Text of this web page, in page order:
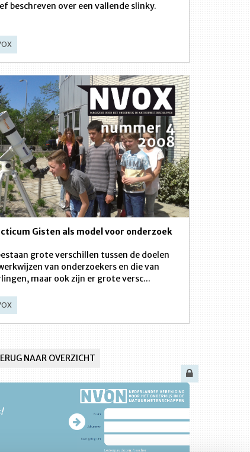
beschreven over een vallende slinky.
Gisten als model voor onderzoek
grote verschillen tussen de doelen
van onderzoekers en die van
maar ook zijn er grote versc...
NAAR OVERZICHT